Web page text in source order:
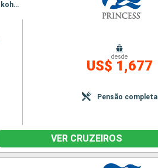
Itinerário : Yokohama, Toba, Kobe, kochi, Hiroshima, Kanmon Straits, Seogwipo, Nagasaki, Omaezaki, Yokohama
desde
US$ 1,677
Pensão completa
VER CRUZEIROS